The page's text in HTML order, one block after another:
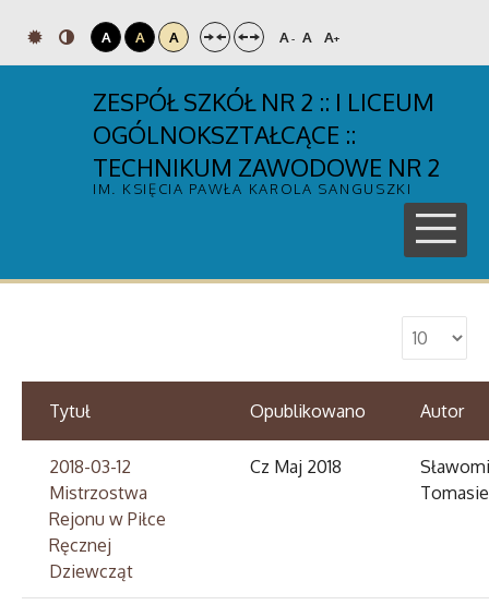
A A A A- A A+
ZESPÓŁ SZKÓŁ NR 2 :: I LICEUM
OGÓLNOKSZTAŁCĄCE ::
TECHNIKUM ZAWODOWE NR 2
IM. KSIĘCIA PAWŁA KAROLA SANGUSZKI
Tytuł Opublikowano Autor
2018-03-12
Mistrzostwa
Rejonu w Piłce
Ręcznej
Dziewcząt
Cz Maj 2018